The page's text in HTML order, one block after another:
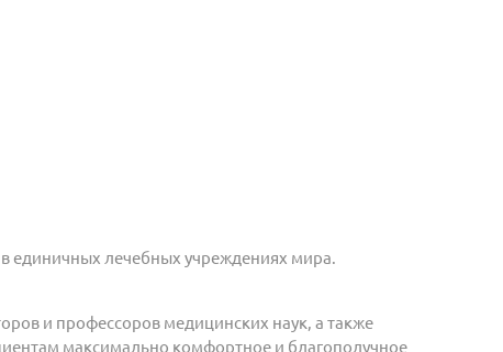
единичных лечебных учреждениях мира.
и профессоров медицинских наук, а также
максимально комфортное и благополучное